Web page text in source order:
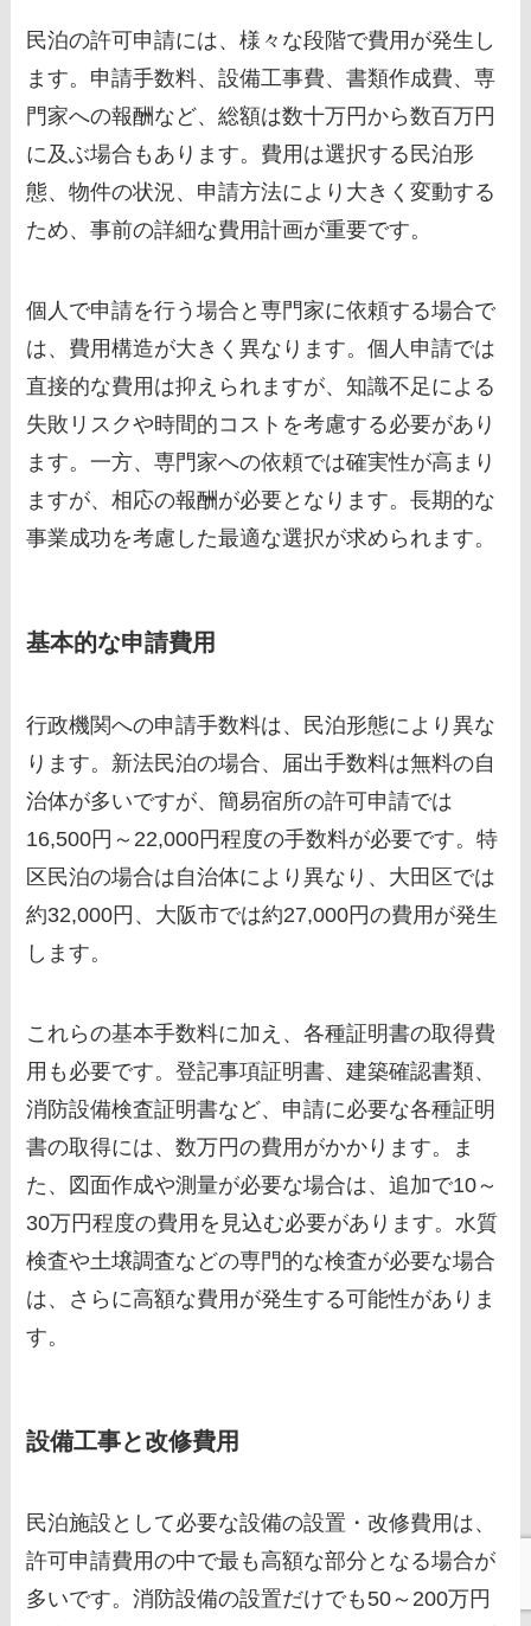
民泊の許可申請には、様々な段階で費用が発生し
ます。申請手数料、設備工事費、書類作成費、専
門家への報酬など、総額は数十万円から数百万円
に及ぶ場合もあります。費用は選択する民泊形
態、物件の状況、申請方法により大きく変動する
ため、事前の詳細な費用計画が重要です。
個人で申請を行う場合と専門家に依頼する場合で
は、費用構造が大きく異なります。個人申請では
直接的な費用は抑えられますが、知識不足による
失敗リスクや時間的コストを考慮する必要があり
ます。一方、専門家への依頼では確実性が高まり
ますが、相応の報酬が必要となります。長期的な
事業成功を考慮した最適な選択が求められます。
基本的な申請費用
行政機関への申請手数料は、民泊形態により異な
ります。新法民泊の場合、届出手数料は無料の自
治体が多いですが、簡易宿所の許可申請では
16,500円～22,000円程度の手数料が必要です。特
区民泊の場合は自治体により異なり、大田区では
約32,000円、大阪市では約27,000円の費用が発生
します。
これらの基本手数料に加え、各種証明書の取得費
用も必要です。登記事項証明書、建築確認書類、
消防設備検査証明書など、申請に必要な各種証明
書の取得には、数万円の費用がかかります。ま
た、図面作成や測量が必要な場合は、追加で10～
30万円程度の費用を見込む必要があります。水質
検査や土壌調査などの専門的な検査が必要な場合
は、さらに高額な費用が発生する可能性がありま
す。
設備工事と改修費用
民泊施設として必要な設備の設置・改修費用は、
許可申請費用の中で最も高額な部分となる場合が
多いです。消防設備の設置だけでも50～200万円